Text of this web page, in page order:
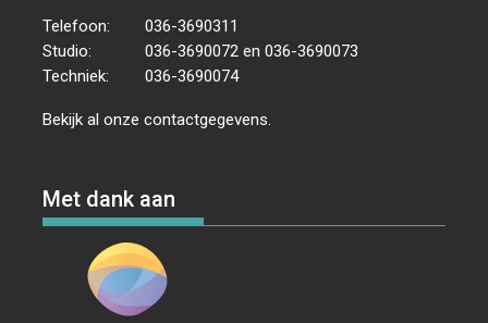
Telefoon:
036-3690311
Studio:
036-3690072 en 036-3690073
Techniek:
036-3690074
Bekijk al onzecontactgegevens
Met dank aan